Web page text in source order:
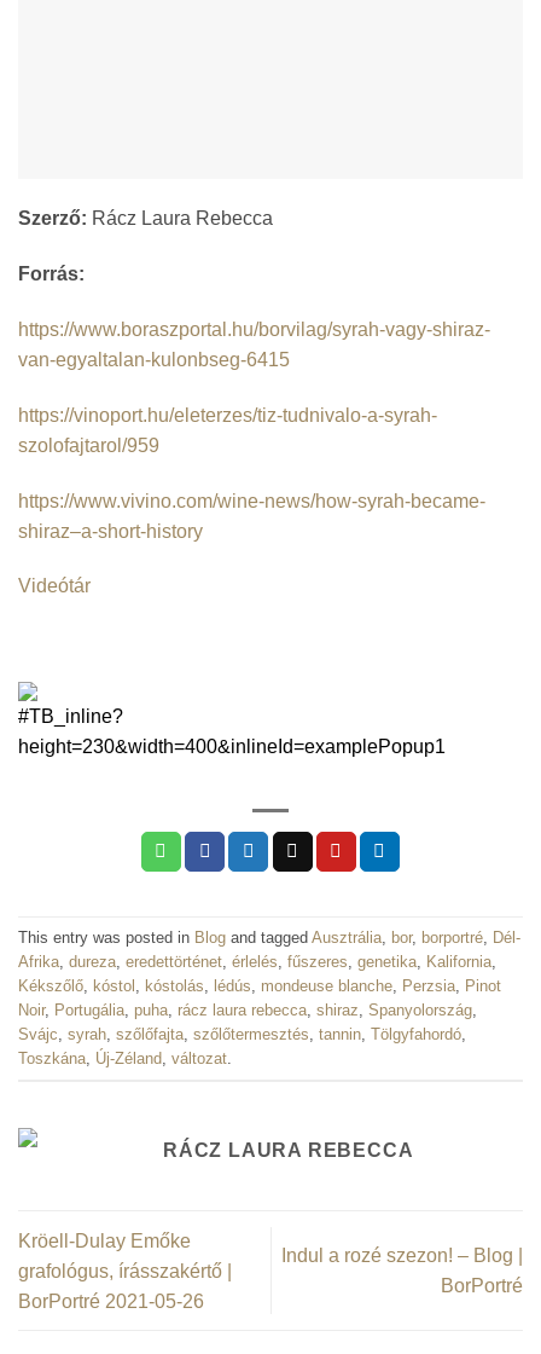
Szerző: Rácz Laura Rebecca
Forrás:
https://www.boraszportal.hu/borvilag/syrah-vagy-shiraz-
van-egyaltalan-kulonbseg-6415
https://vinoport.hu/eleterzes/tiz-tudnivalo-a-syrah-
szolofajtarol/959
https://www.vivino.com/wine-news/how-syrah-became-
shiraz–a-short-history
Videótár
This entry was posted in Blog and tagged Ausztrália bor, borportré Dél-
Afrika dureza eredettörténet érlelés fűszeres genetika Kalifornia
Kékszőlő kóstol kóstolás lédús mondeuse blanche Perzsia Pinot
Noir, Portugália puha rácz laura rebecca shiraz Spanyolország
Svájc syrah szőlőfajta szőlőtermesztés tannin Tölgyfahordó
Toszkána Új-Zéland változat
RÁCZ LAURA REBECCA
Kröell-Dulay Emőke
grafológus, írásszakértő |
BorPortré 2021-05-26
Indul a rozé szezon! – Blog |
BorPortré